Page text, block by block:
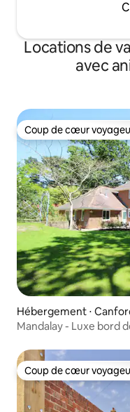
Locations de
avec
Coup de cœur
Coup de cœur
Hébergement ⋅
Mandalay - Luxe bord
Coup de cœur
Coup de cœur